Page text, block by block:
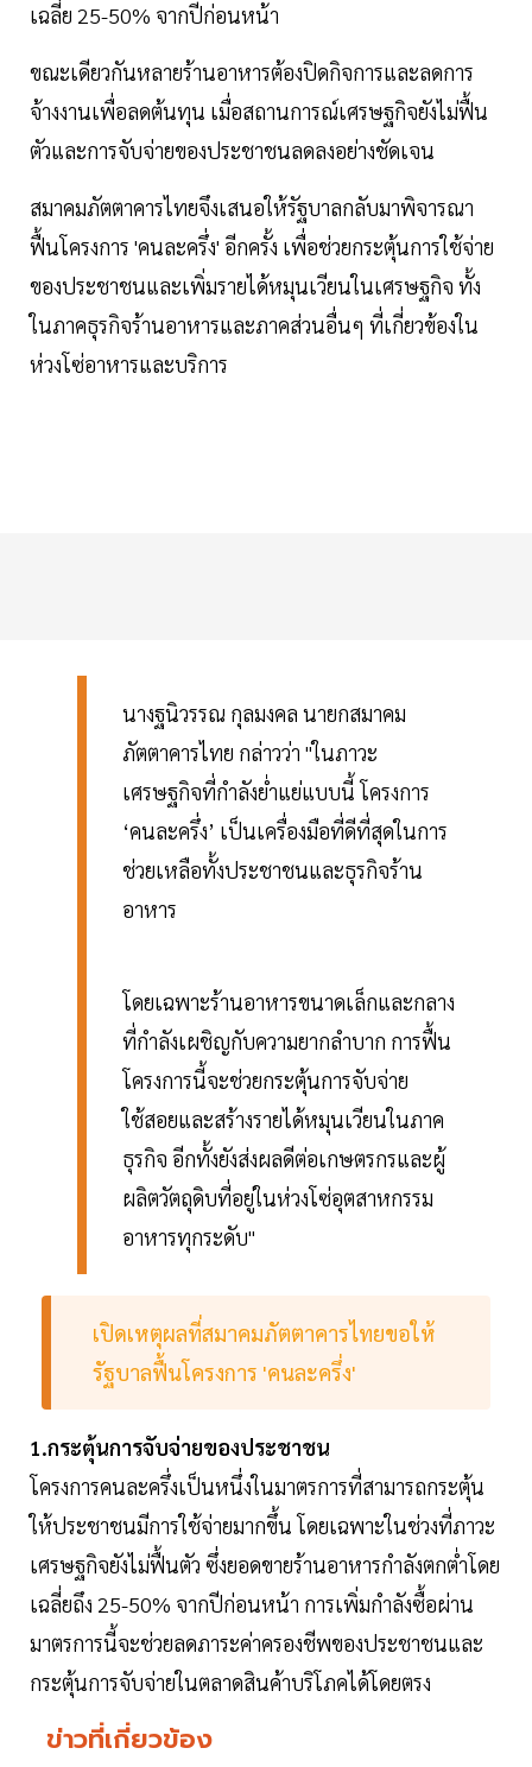
เฉลี่ย 25-50% จากปีก่อนหน้า
ขณะเดียวกันหลายร้านอาหารต้องปิดกิจการและลดการ
จ้างงานเพื่อลดต้นทุน เมื่อสถานการณ์เศรษฐกิจยังไม่ฟื้น
ตัวและการจับจ่ายของประชาชนลดลงอย่างชัดเจน
สมาคมภัตตาคารไทยจึงเสนอให้รัฐบาลกลับมาพิจารณา
ฟื้นโครงการ 'คนละครึ่ง' อีกครั้ง เพื่อช่วยกระตุ้นการใช้จ่าย
ของประชาชนและเพิ่มรายได้หมุนเวียนในเศรษฐกิจ ทั้ง
ในภาคธุรกิจร้านอาหารและภาคส่วนอื่นๆ ที่เกี่ยวข้องใน
ห่วงโซ่อาหารและบริการ
นางฐนิวรรณ กุลมงคล นายกสมาคม
ภัตตาคารไทย กล่าวว่า "ในภาวะ
เศรษฐกิจที่กำลังย่ำแย่แบบนี้ โครงการ
‘คนละครึ่ง’ เป็นเครื่องมือที่ดีที่สุดในการ
ช่วยเหลือทั้งประชาชนและธุรกิจร้าน
อาหาร
โดยเฉพาะร้านอาหารขนาดเล็กและกลาง
ที่กำลังเผชิญกับความยากลำบาก การฟื้น
โครงการนี้จะช่วยกระตุ้นการจับจ่าย
ใช้สอยและสร้างรายได้หมุนเวียนในภาค
ธุรกิจ อีกทั้งยังส่งผลดีต่อเกษตรกรและผู้
ผลิตวัตถุดิบที่อยู่ในห่วงโซ่อุตสาหกรรม
อาหารทุกระดับ"
เปิดเหตุผลที่สมาคมภัตตาคารไทยขอให้
รัฐบาลฟื้นโครงการ 'คนละครึ่ง'
1.กระตุ้นการจับจ่ายของประชาชน
โครงการคนละครึ่งเป็นหนึ่งในมาตรการที่สามารถกระตุ้น
ให้ประชาชนมีการใช้จ่ายมากขึ้น โดยเฉพาะในช่วงที่ภาวะ
เศรษฐกิจยังไม่ฟื้นตัว ซึ่งยอดขายร้านอาหารกำลังตกต่ำโดย
เฉลี่ยถึง 25-50% จากปีก่อนหน้า การเพิ่มกำลังซื้อผ่าน
มาตรการนี้จะช่วยลดภาระค่าครองชีพของประชาชนและ
กระตุ้นการจับจ่ายในตลาดสินค้าบริโภคได้โดยตรง
ข่าวที่เกี่ยวข้อง